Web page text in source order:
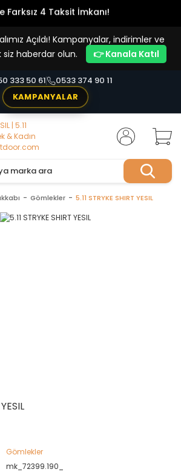
Farksız 4 Taksit İmkanı!
Açıldı! Kampanyalar, indirimler ve
haberdar olun.
👉 Kanala Katıl
333 50 61
0533 374 90 11
KAMPANYALAR
Gömlekler 5.11 STRYKE SHIRT YESIL
Gömlekler
mk_72399.190_